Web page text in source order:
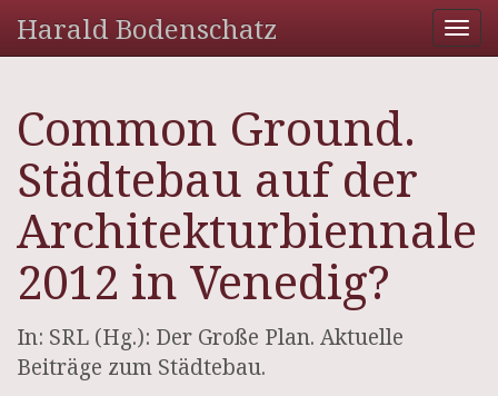
Harald Bodenschatz
Common Ground.
Städtebau auf der
Architekturbiennale
2012 in Venedig?
In: SRL (Hg.): Der Große Plan. Aktuelle
Beiträge zum Städtebau.